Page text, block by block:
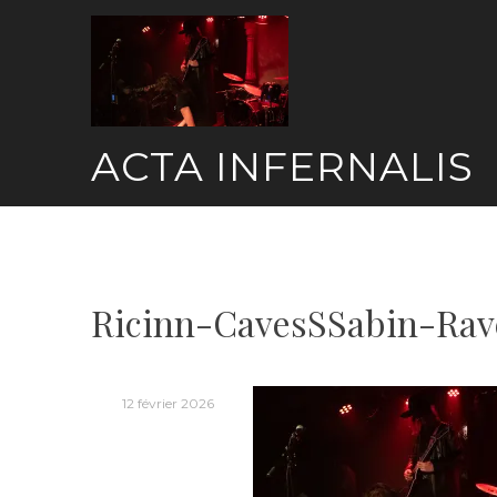
ACTA INFERNALIS
Ricinn-CavesSSabin-
12 février 2026